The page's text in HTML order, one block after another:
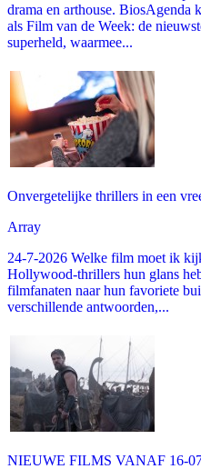
drama en arthouse.
als Film van de Week: de
superheld, waarmee...
Onvergetelijke thrillers in een
Array
24-7-2026 Welke film moet ik
Hollywood-thrillers hun glans
filmfanaten naar hun favoriete
verschillende antwoorden,...
NIEUWE FILMS VANAF 16-